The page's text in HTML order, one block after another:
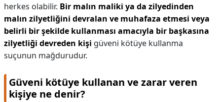
herkes olabilir. Bir malın maliki ya da zilyedinden
malın zilyetliğini devralan ve muhafaza etmesi veya
belirli bir şekilde kullanması amacıyla bir başkasına
zilyetliği devreden kişi güveni kötüye kullanma
suçunun mağdurudur.
Güveni kötüye kullanan ve zarar veren
kişiye ne denir?